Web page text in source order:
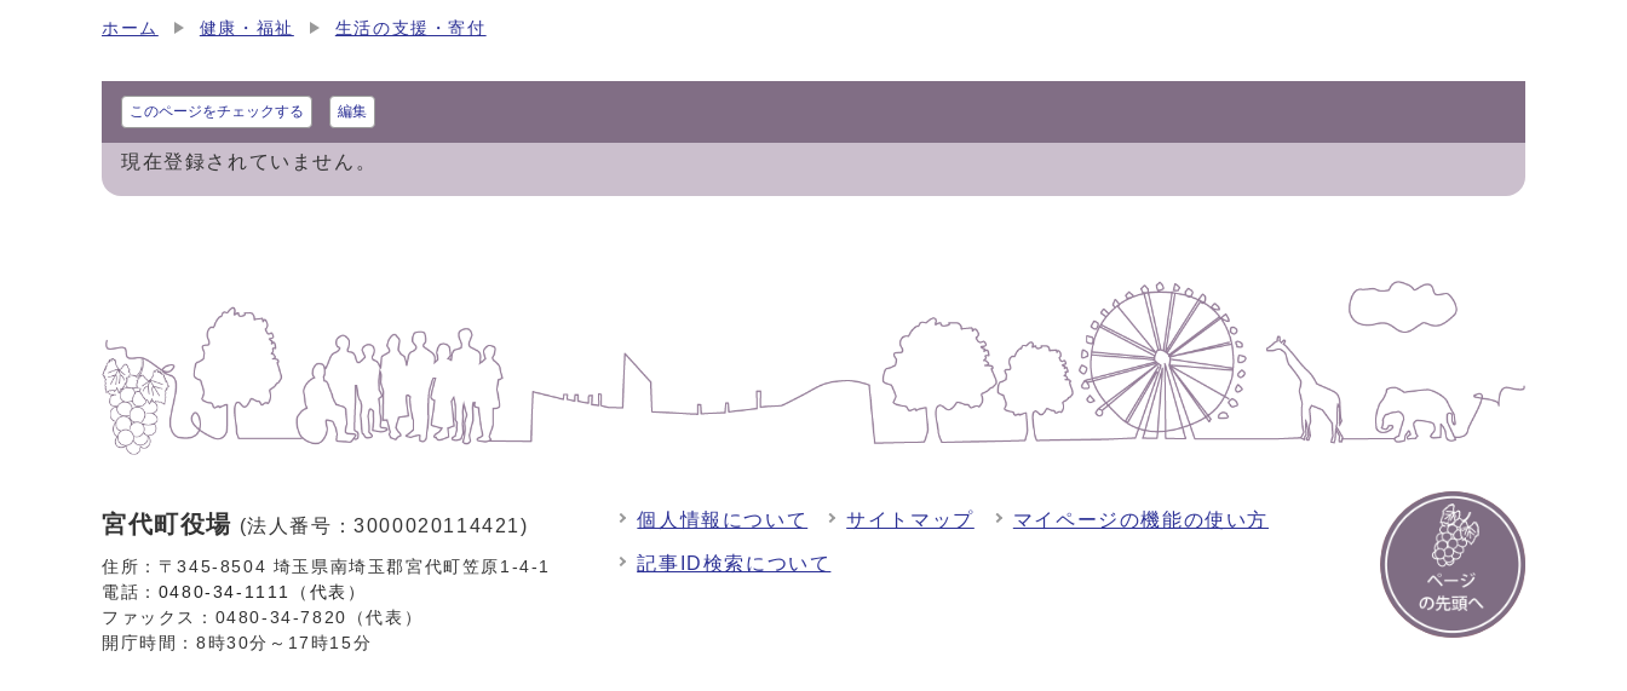
ホーム 健康・福祉 生活の支援・寄付
このページをチェックする 編集
現在登録されていません。
宮代町役場 (法人番号：3000020114421)
住所：〒345-8504 埼玉県南埼玉郡宮代町笠原1-4-1
電話： 0480-34-1111（代表）
ファックス：0480-34-7820（代表）
開庁時間：8時30分～17時15分
個人情報について サイトマップ マイページの機能の使い方
記事ID検索について